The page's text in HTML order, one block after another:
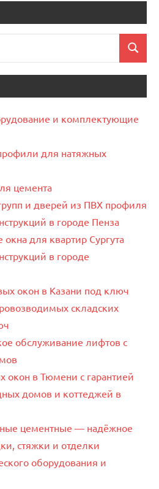
Поиск
и комплектующие
для натяжных
цемента
и дверей из ПВХ профиля
в городе Пенза
для квартир Сургута
в городе
окон в Казани под ключ
складских
обслуживание лифтов с
окон в Тюмени с гарантией
домов и коттеджей в
цементные — надёжное
стяжки и отделки
оборудования и